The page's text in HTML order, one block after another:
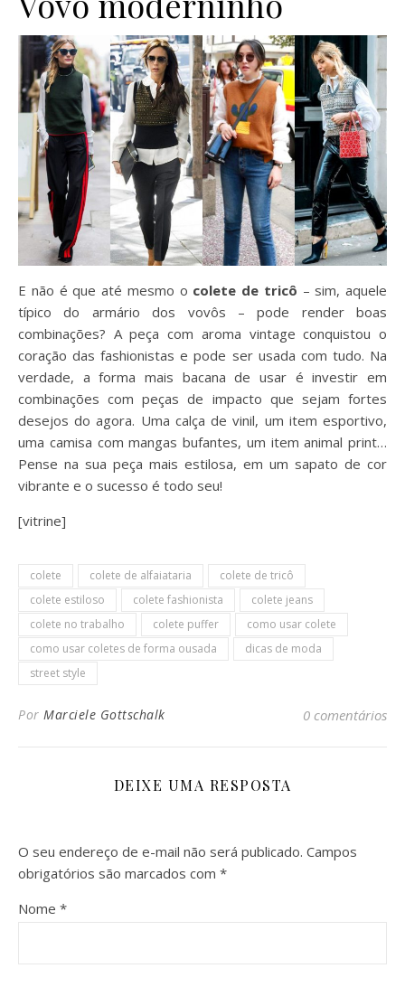
E não é que até mesmo o colete de tricô – sim, aquele
típico do armário dos vovôs – pode render boas
combinações? A peça com aroma vintage conquistou o
coração das fashionistas e pode ser usada com tudo. Na
verdade, a forma mais bacana de usar é investir em
combinações com peças de impacto que sejam fortes
desejos do agora. Uma calça de vinil, um item esportivo,
uma camisa com mangas bufantes, um item animal print…
Pense na sua peça mais estilosa, em um sapato de cor
vibrante e o sucesso é todo seu!
[vitrine]
colete colete de alfaiataria
colete de tricô
colete estiloso
colete fashionista
colete jeans
colete no trabalho
colete puffer
como usar colete
como usar coletes de forma ousada
dicas de moda
street style
Por Marciele Gottschalk 0 comentários
DEIXE UMA RESPOSTA
O seu endereço de e-mail não será publicado. Campos
obrigatórios são marcados com *
Nome *